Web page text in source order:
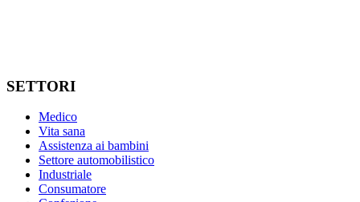
SETTORI
Medico
Vita sana
Assistenza ai bambini
Settore automobilistico
Industriale
Consumatore